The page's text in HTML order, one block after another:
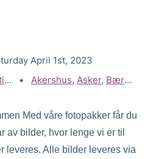
April 1st, 2023
Tags:
Akershus, Asker, Bærum
Med våre fotopakker får du
av bilder, hvor lenge vi er til
leveres. Alle bilder leveres via